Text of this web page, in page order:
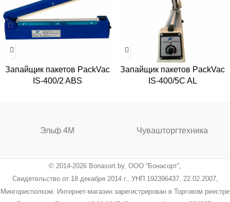
Запайщик пакетов PackVac
IS-400/2 ABS
Запайщик пакетов PackVac
IS-400/5C AL
Эльф 4М Чувашторгтехника
© 2014-2026 Bonasort.by, ООО “Бонасорт”,
Свидетельство от 18 декабря 2014 г., УНП 192396437, 22.02.2007,
Мингорисполком. Интернет-магазин зарегистрирован в Торговом реестре